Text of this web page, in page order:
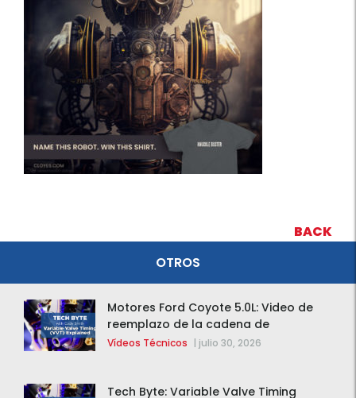
BACK
OTROS
Motores Ford Coyote 5.0L: Video de
reemplazo de la cadena de
distribución de la F-150 2015 – 2020
Vídeos Técnicos | julio 30, 2026
Tech Byte: Variable Valve Timing